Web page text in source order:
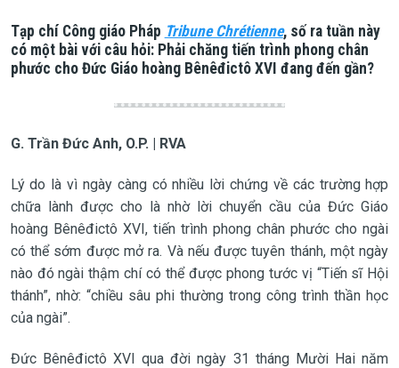
Tạp chí Công giáo Pháp Tribune Chrétienne, số ra tuần này
có một bài với câu hỏi: Phải chăng tiến trình phong chân
phước cho Đức Giáo hoàng Bênêđictô XVI đang đến gần?
G. Trần Đức Anh, O.P. | RVA
Lý do là vì ngày càng có nhiều lời chứng về các trường hợp
chữa lành được cho là nhờ lời chuyển cầu của Đức Giáo
hoàng Bênêđictô XVI, tiến trình phong chân phước cho ngài
có thể sớm được mở ra. Và nếu được tuyên thánh, một ngày
nào đó ngài thậm chí có thể được phong tước vị “Tiến sĩ Hội
thánh”, nhờ: “chiều sâu phi thường trong công trình thần học
của ngài”.
Đức Bênêđictô XVI qua đời ngày 31 tháng Mười Hai năm